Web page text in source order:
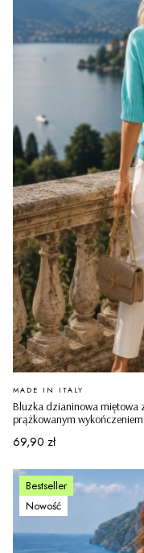
Bluzka dzianinowa miętowa
prążkowanym
PRODUCENT
MADE IN ITALY
Cena
69,90 zł
Bestseller
Nowość